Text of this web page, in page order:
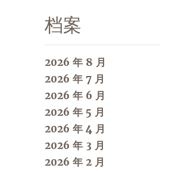
档案
2026 年 8 月
2026 年 7 月
2026 年 6 月
2026 年 5 月
2026 年 4 月
2026 年 3 月
2026 年 2 月